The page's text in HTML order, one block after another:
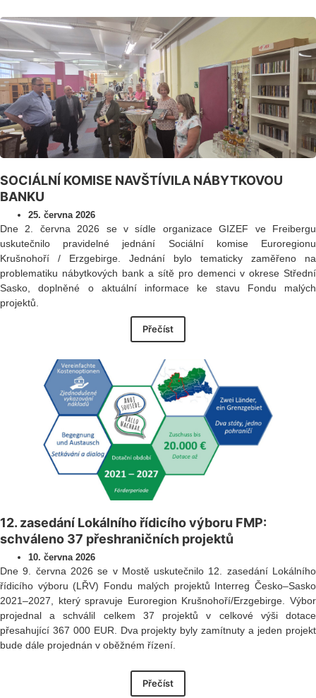
SOCIÁLNÍ KOMISE NAVŠTÍVILA NÁBYTKOVOU
BANKU
25. června 2026
Dne 2. června 2026 se v sídle organizace GIZEF ve Freibergu
uskutečnilo pravidelné jednání Sociální komise Euroregionu
Krušnohoří / Erzgebirge. Jednání bylo tematicky zaměřeno na
problematiku nábytkových bank a sítě pro demenci v okrese Střední
Sasko, doplněné o aktuální informace ke stavu Fondu malých
projektů.
Přečíst
12. zasedání Lokálního řídicího výboru FMP:
schváleno 37 přeshraničních projektů
10. června 2026
Dne 9. června 2026 se v Mostě uskutečnilo 12. zasedání Lokálního
řídicího výboru (LŘV) Fondu malých projektů Interreg Česko–Sasko
2021–2027, který spravuje Euroregion Krušnohoří/Erzgebirge. Výbor
projednal a schválil celkem 37 projektů v celkové výši dotace
přesahující 367 000 EUR. Dva projekty byly zamítnuty a jeden projekt
bude dále projednán v oběžném řízení.
Přečíst